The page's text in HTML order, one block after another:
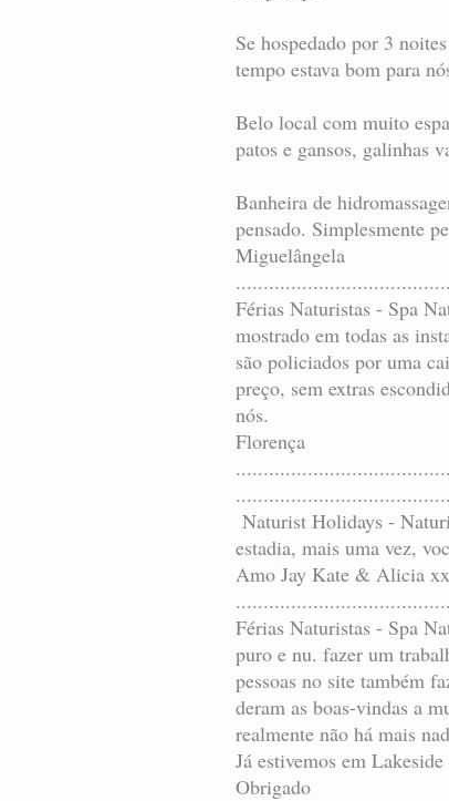
Se hospedado por 3
tempo estava bom para
Belo local com muito
patos e gansos, galinhas
Banheira de
pensado. Simplesmente
Miguelângela
Férias Naturistas - Spa
mostrado em todas as
são policiados por uma
preço, sem extras
nós.
Florença
Naturist Holidays -
estadia, mais uma vez,
Amo Jay Kate & Alicia xx
Férias Naturistas - Spa
puro e nu. fazer um
pessoas no site também
deram as boas-vindas a
realmente não há mais
Já estivemos em
Obrigado